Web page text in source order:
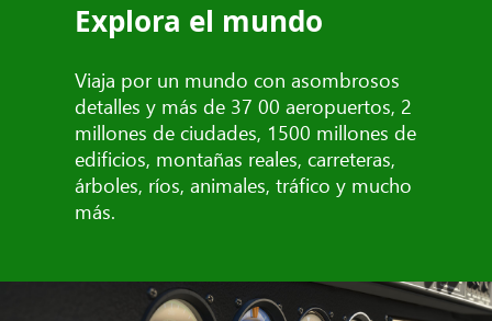
Explora el mundo
Viaja por un mundo con asombrosos
detalles y más de 37 00 aeropuertos, 2
millones de ciudades, 1500 millones de
edificios, montañas reales, carreteras,
árboles, ríos, animales, tráfico y mucho
más.